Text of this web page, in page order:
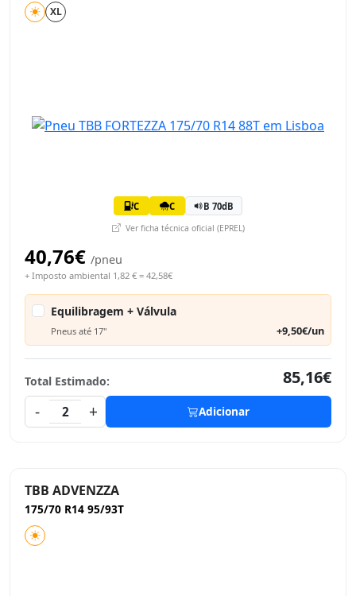
XL
C C B 70dB
Ver ficha técnica oficial (EPREL)
40,76€ /pneu
+ Imposto ambiental 1,82 € = 42,58€
Equilibragem + Válvula
Pneus até 17" +9,50€/un
Total Estimado:
85,16€
-
2 + Adicionar
TBB ADVENZZA
175/70 R14 95/93T